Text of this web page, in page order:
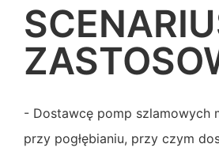
- Dostawcę pomp szlamowych
przy pogłębianiu, przy czym